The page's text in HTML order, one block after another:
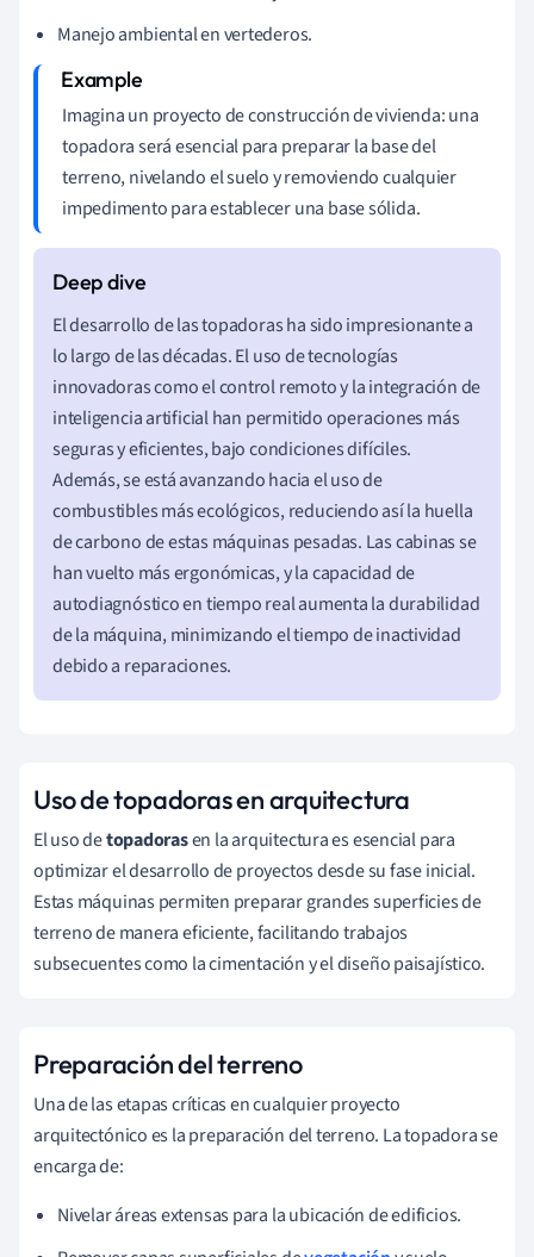
Manejo ambiental en vertederos.
Imagina un proyecto de construcción de vivienda: una
topadora será esencial para preparar la base del
terreno, nivelando el suelo y removiendo cualquier
impedimento para establecer una base sólida.
El desarrollo de las topadoras ha sido impresionante a
lo largo de las décadas. El uso de tecnologías
innovadoras como el control remoto y la integración de
inteligencia artificial han permitido operaciones más
seguras y eficientes, bajo condiciones difíciles.
Además, se está avanzando hacia el uso de
combustibles más ecológicos, reduciendo así la huella
de carbono de estas máquinas pesadas. Las cabinas se
han vuelto más ergonómicas, y la capacidad de
autodiagnóstico en tiempo real aumenta la durabilidad
de la máquina, minimizando el tiempo de inactividad
debido a reparaciones.
Uso de topadoras en arquitectura
El uso detopadorasen la arquitectura es esencial para
optimizar el desarrollo de proyectos desde su fase inicial.
Estas máquinas permiten preparar grandes superficies de
terreno de manera eficiente, facilitando trabajos
subsecuentes como la cimentación y el diseño paisajístico.
Preparación del terreno
Una de las etapas críticas en cualquier proyecto
arquitectónico es la preparación del terreno. La topadora se
encarga de:
Nivelar áreas extensas para la ubicación de edificios.